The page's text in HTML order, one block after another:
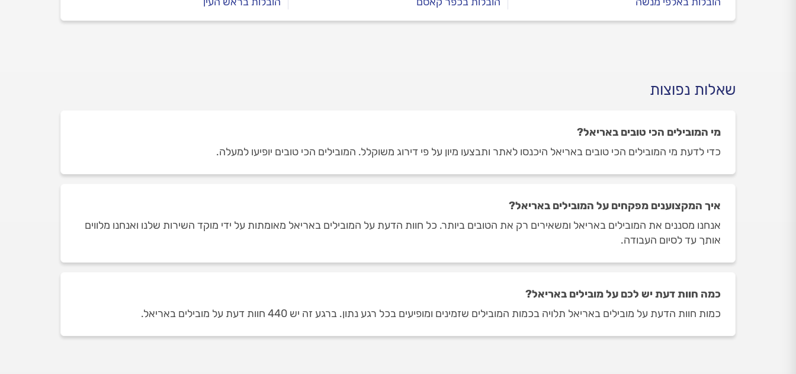
שאלות נפוצות
מי המובילים הכי טובים באריאל?
כדי לדעת מי המובילים הכי טובים באריאל היכנסו לאתר ותבצעו מיון על פי דירוג משוקלל. המובילים הכי טובים יופיעו למעלה.
איך המקצוענים מפקחים על המובילים באריאל?
אנחנו מסננים את המובילים באריאל ומשאירים רק את הטובים ביותר. כל חוות הדעת על המובילים באריאל מאומתות על ידי מוקד השירות שלנו ואנחנו מלווים
אותך עד לסיום העבודה.
כמה חוות דעת יש לכם על מובילים באריאל?
כמות חוות הדעת על מובילים באריאל תלויה בכמות המובילים שזמינים ומופיעים בכל רגע נתון. ברגע זה יש 440 חוות דעת על מובילים באריאל.